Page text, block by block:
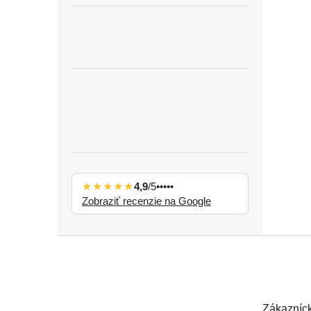
★★★★★4,9/5•••••
Zobraziť recenzie na Google